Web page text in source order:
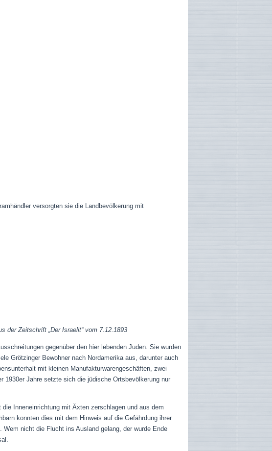
versorgten sie die Landbevölkerung mit
der Zeitschrift „Der Israelit“ vom 7.12.1893
gegenüber den hier lebenden Juden. Sie wurden
Grötzinger Bewohner nach Nordamerika aus, darunter auch
mit kleinen Manufakturwarengeschäften, zwei
1930er Jahre setzte sich die jüdische Ortsbevölkerung nur
Inneneinrichtung mit Äxten zerschlagen und aus dem
konnten dies mit dem Hinweis auf die Gefährdung ihrer
nicht die Flucht ins Ausland gelang, der wurde Ende